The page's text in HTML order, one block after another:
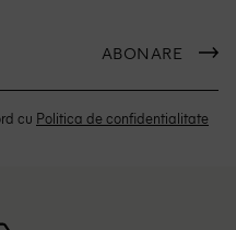
ABONARE
cu Politica de confidentialitate